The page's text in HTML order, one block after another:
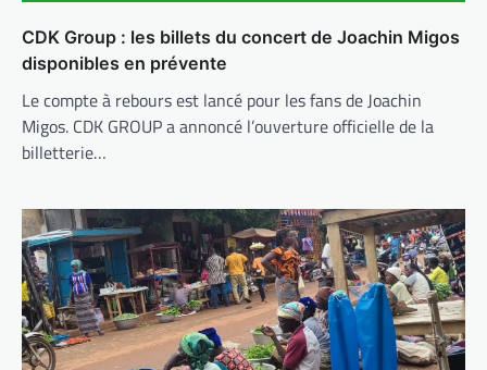
CDK Group : les billets du concert de Joachin Migos
disponibles en prévente
Le compte à rebours est lancé pour les fans de Joachin
Migos. CDK GROUP a annoncé l’ouverture officielle de la
billetterie…